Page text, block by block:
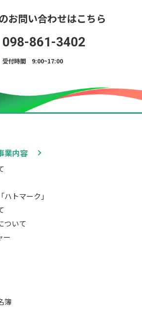
お問い合わせはこちら
098-861-3402
受付時間 9:00~17:00
業内容
トマーク」
ついて
ー
簿